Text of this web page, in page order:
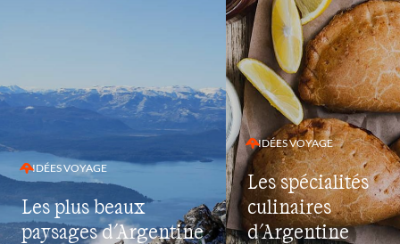
IDÉES VOYAGE
Les plus beaux
paysages d'Argentine
IDÉES VOYAGE
Les spécialités
culinaires
d'Argentine